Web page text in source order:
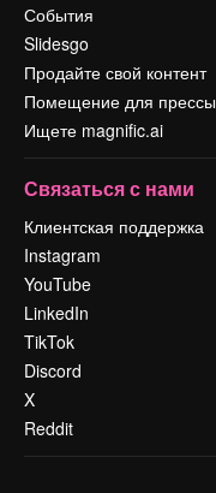
События
Slidesgo
Продайте свой контент
Помещение для прессы
Ищете magnific.ai
Связаться с нами
Клиентская поддержка
Instagram
YouTube
LinkedIn
TikTok
Discord
X
Reddit